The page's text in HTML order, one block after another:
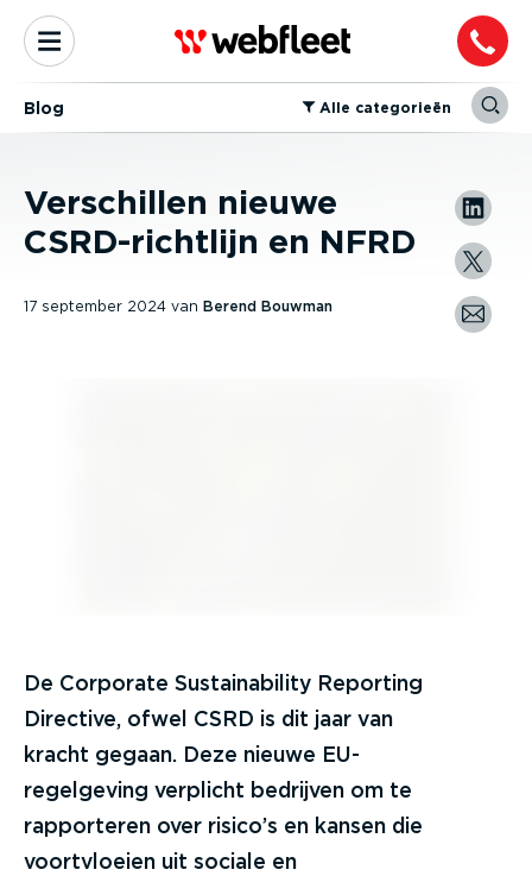
Blog ⁠Alle categorieën
Verschillen nieuwe
CSRD-richtlijn en NFRD
17 september 2024 van Berend Bouwman
De Corporate Sustainability Reporting
Directive, ofwel CSRD is dit jaar van
kracht gegaan. Deze nieuwe EU-
regelgeving verplicht bedrijven om te
rapporteren over risico’s en kansen die
voortvloeien uit sociale en